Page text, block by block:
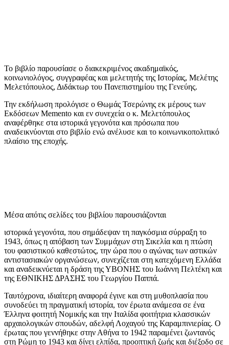
Το βιβλίο παρουσίασε ο διακεκριμένος ακαδημαϊκός,
κοινωνιολόγος, συγγραφέας και μελετητής της Ιστορίας, Μελέτης
Μελετόπουλος, Διδάκτωρ του Πανεπιστημίου της Γενεύης.
Την εκδήλωση προλόγισε ο Θωμάς Τσερώνης εκ μέρους των
Eκδόσεων Memento και εν συνεχεία ο κ. Μελετόπουλος
αναφέρθηκε στα ιστορικά γεγονότα και πρόσωπα που
αναδεικνύονται στο βιβλίο ενώ ανέλυσε και το κοινωνικοπολιτικό
πλαίσιο της εποχής.
Μέσα απότις σελίδες του βιβλίου παρουσιάζονται
ιστορικά γεγονότα, που σημάδεψαν τη παγκόσμια σύρραξη το
1943, όπως η απόβαση των Συμμάχων στη Σικελία και η πτώση
του φασιστικού καθεστώτος, την ώρα που ο αγώνας των αστικών
αντιστασιακών οργανώσεων, συνεχίζεται στη κατεχόμενη Ελλάδα
και αναδεικνύεται η δράση της ΥΒΟΝΗΣ του Ιωάννη Πελτέκη και
της ΕΘΝΙΚΗΣ ΔΡΑΣΗΣ του Γεωργίου Παππά.
Ταυτόχρονα, ιδιαίτερη αναφορά έγινε και στη μυθοπλασία που
συνοδεύει τη πραγματική ιστορία, τον έρωτα ανάμεσα σε ένα
Έλληνα φοιτητή Νομικής και την Ιταλίδα φοιτήτρια κλασσικών
αρχαιολογικών σπουδών, αδελφή Λοχαγού της Καραμπινιερίας. Ο
έρωτας που γεννήθηκε στην Αθήνα το 1942 παραμένει ζωντανός
στη Ρώμη το 1943 και δίνει ελπίδα, προοπτική ζωής και διέξοδο σε